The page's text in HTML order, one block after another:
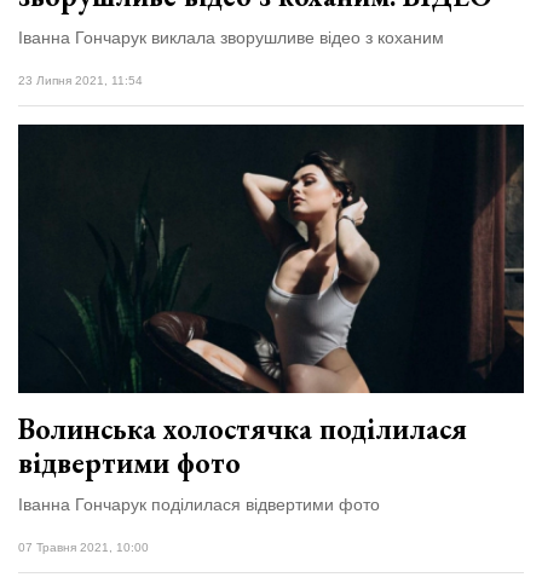
Іванна Гончарук виклала зворушливе відео з коханим
23 Липня 2021, 11:54
Волинська холостячка поділилася
відвертими фото
Іванна Гончарук поділилася відвертими фото
07 Травня 2021, 10:00